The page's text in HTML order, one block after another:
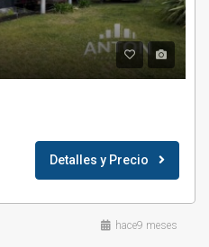
Detalles y Precio
hace9 meses